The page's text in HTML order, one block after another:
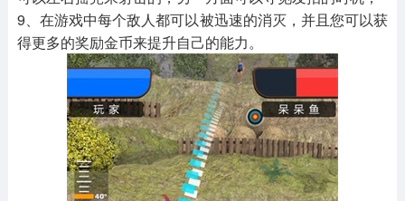
9、在游戏中每个敌人都可以被迅速的消灭，并且您可以获
得更多的奖励金币来提升自己的能力。